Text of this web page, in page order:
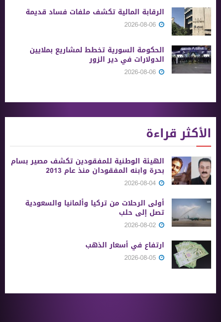
الرقابة المالية تكشف ملفات فساد قديمة
الحكومة السورية تخطط لمشاريع بملايين
الدولارات في دير الزور
الأكثر قراءة
الهيئة الوطنية للمفقودين تكشف مصير بسام
بحرة وابنه المفقودان منذ عام 2013
أولى الرحلات من ‏تركيا وألمانيا والسعودية
تصل إلى حلب
ارتفاع في أسعار الذهب